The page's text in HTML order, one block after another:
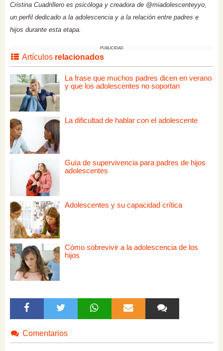
Cristina Cuadrillero es psicóloga y creadora de @miadolescenteyyo,
un perfil dedicado a la adolescencia y a la relación entre padres e
hijos durante esta etapa.
PUBLICIDAD
Artículos relacionados
La frase que muchos padres dicen en verano
y que los adolescentes no soportan
La dificultad de hablar con el adolescente
Guía de supervivencia para padres de hijos
adolescentes
Adolescentes y su capacidad crítica
Cómo sobrevivir a la adolescencia de los
hijos
Comentarios